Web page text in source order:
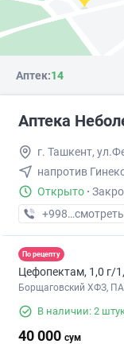
Аптек:14
Аптека
г. Ташкент,
напротив
Открыто ·
+998 (71) XXX-
смотреть
По рецепту
Цефопектам, 1,0 г/
Борщаговский ХФЗ,
В наличии: 2
40 000 сум